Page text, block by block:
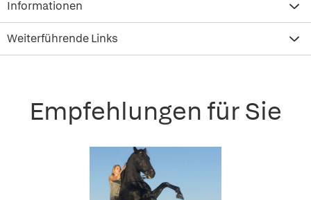
Informationen
Weiterführende Links
Empfehlungen für Sie